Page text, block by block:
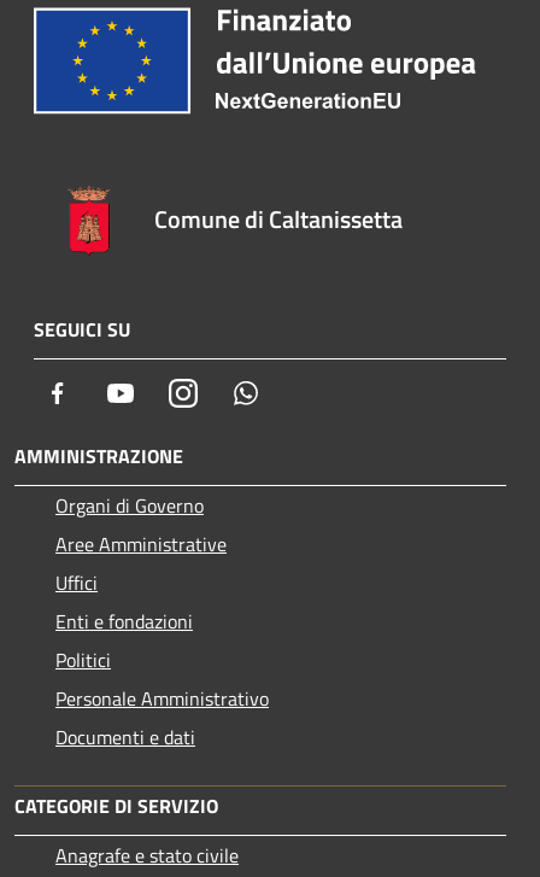
Comune di Caltanissetta
SEGUICI SU
Facebook YoutubeInstagram
AMMINISTRAZIONE
Organi di Governo
Aree Amministrative
Uffici
Enti e fondazioni
Politici
Personale Amministrativo
Documenti e dati
CATEGORIE DI SERVIZIO
Anagrafe e stato civile